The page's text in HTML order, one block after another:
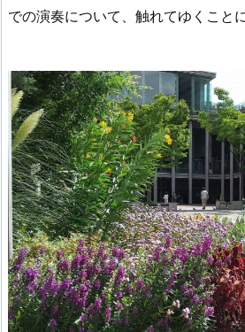
での演奏について、触れてゆくこと